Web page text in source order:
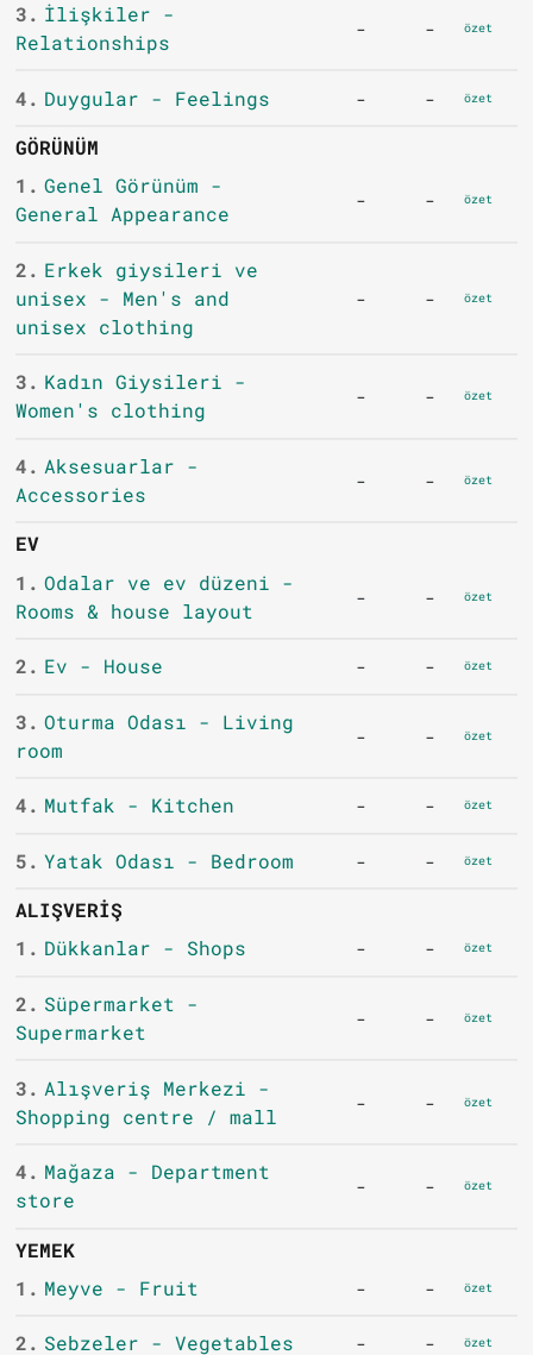
3. İlişkiler -
Relationships
- - özet
4. Duygular - Feelings - - özet
GÖRÜNÜM
1. Genel Görünüm -
General Appearance
- - özet
2. Erkek giysileri ve
unisex - Men's and
unisex clothing
- - özet
3. Kadın Giysileri -
Women's clothing
- - özet
4. Aksesuarlar -
Accessories
- - özet
EV
1. Odalar ve ev düzeni -
Rooms & house layout
- - özet
2. Ev - House - - özet
3. Oturma Odası - Living
room
- - özet
4. Mutfak - Kitchen - - özet
5. Yatak Odası - Bedroom - - özet
ALIŞVERIŞ
1. Dükkanlar - Shops - - özet
2. Süpermarket -
Supermarket
- - özet
3. Alışveriş Merkezi -
Shopping centre / mall
- - özet
4. Mağaza - Department
store
- - özet
YEMEK
1. Meyve - Fruit - - özet
2. Sebzeler - Vegetables - - özet